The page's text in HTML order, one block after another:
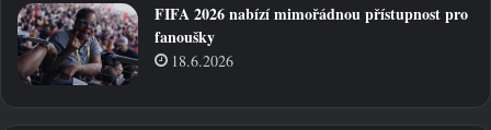
FIFA 2026 nabízí mimořádnou přístupnost pro
fanoušky
18.6.2026